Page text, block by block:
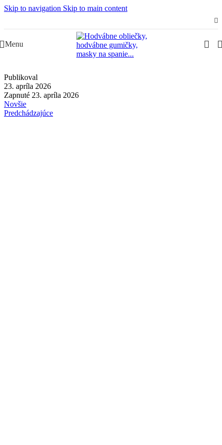
Skip to navigation Skip to main content
Menu
Publikoval
23. apríla 2026
Zapnuté 23. apríla 2026
Novšie
Predchádzajúce